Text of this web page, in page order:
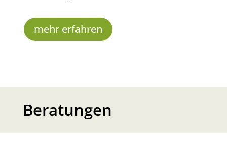
mehr erfahren
Beratungen